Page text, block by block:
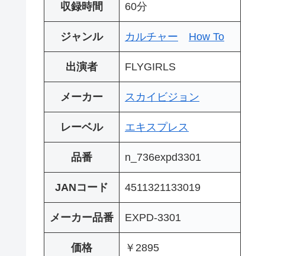
収録時間 60分
ジャンル カルチャー How To
出演者 FLYGIRLS
メーカー スカイビジョン
レーベル エキスプレス
品番 n_736expd3301
JANコード 4511321133019
メーカー品番 EXPD-3301
価格 ￥2895